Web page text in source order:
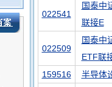
022541
国泰中
联接E
022509
国泰中
ETF联
159516 半导体